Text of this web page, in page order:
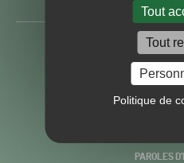
Tout
Tout
Politique de
-
PAROLES